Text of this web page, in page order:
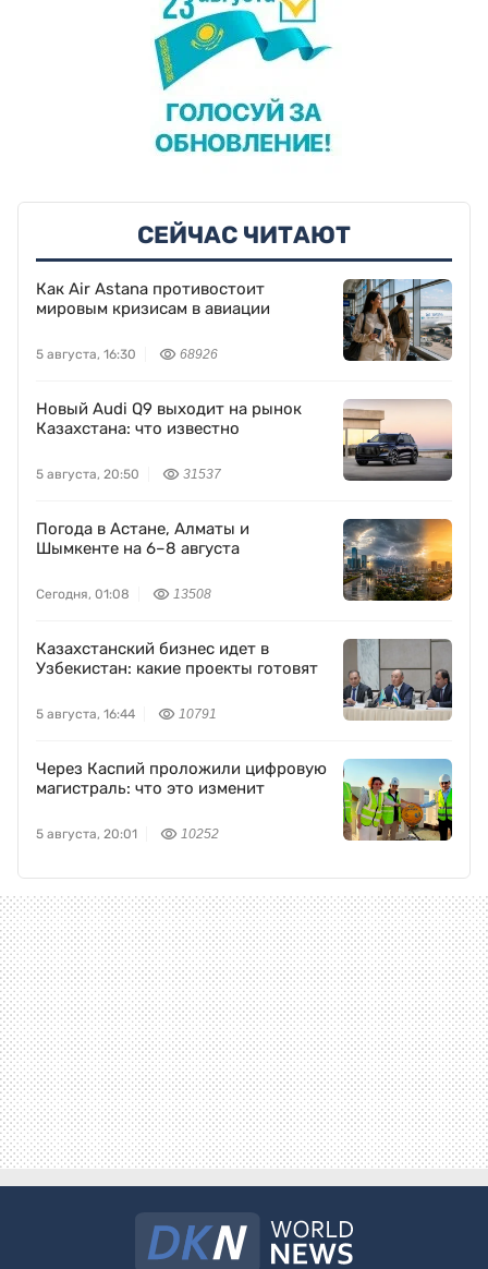
СЕЙЧАС ЧИТАЮТ
Как Air Astana противостоит
мировым кризисам в авиации
5 августа, 16:30 68926
Новый Audi Q9 выходит на рынок
Казахстана: что известно
5 августа, 20:50 31537
Погода в Астане, Алматы и
Шымкенте на 6–8 августа
Сегодня, 01:08 13508
Казахстанский бизнес идет в
Узбекистан: какие проекты готовят
5 августа, 16:44 10791
Через Каспий проложили цифровую
магистраль: что это изменит
5 августа, 20:01 10252